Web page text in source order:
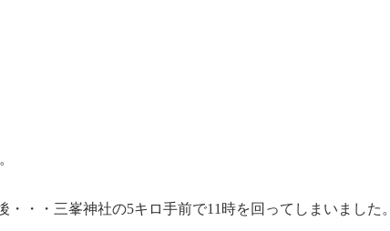
・・三峯神社の5キロ手前で11時を回ってしまいました。